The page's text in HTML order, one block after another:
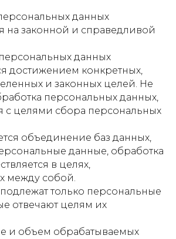
данных
на законной и справедливой
данных
достижением конкретных,
и законных целей. Не
персональных данных,
с целями сбора персональных
объединение баз данных,
данные, обработка
в целях,
между собой.
только персональные
отвечают целям их
и объем обрабатываемых